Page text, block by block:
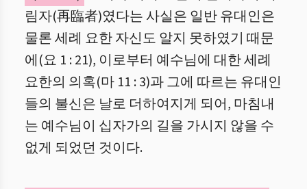
림자(再臨者)였다는 사실은 일반 유대인은
물론 세례 요한 자신도 알지 못하였기 때문
에(요 1 : 21), 이로부터 예수님에 대한 세례
요한의 의혹(마 11 : 3)과 그에 따르는 유대인
들의 불신은 날로 더하여지게 되어, 마침내
는 예수님이 십자가의 길을 가시지 않을 수
없게 되었던 것이다.